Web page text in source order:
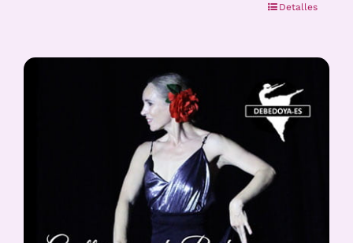
Detalles